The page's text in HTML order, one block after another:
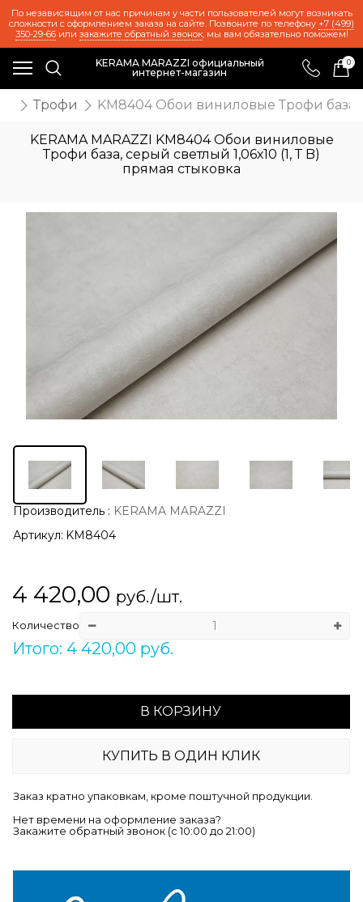
По независящим от нас причинам у части пользователей могут возникать
сложности с оформлением заказа на сайте. Позвоните по телефону +7 (499)
350-29-66или закажите обратный звонок, мы вам обязательно поможем!
KERAMA MARAZZI официальный
интернет-магазин
0
Трофи KM8404 Обои виниловые Трофи база,
KERAMA MARAZZI KM8404 Обои виниловые
Трофи база, серый светлый 1,06х10 (1, Т B)
прямая стыковка
Производитель : KERAMA MARAZZI
Артикул: KM8404
4 420,00 руб./шт.
Количество
Итого: 4 420,00 руб.
В КОРЗИНУ
КУПИТЬ В ОДИН КЛИК
Заказ кратно упаковкам, кроме поштучной продукции.
Нет времени на оформление заказа?
Закажите обратный звонок (c 10:00 до 21:00)